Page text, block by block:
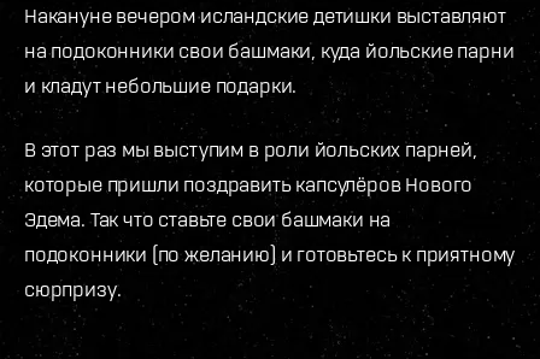
Накануне вечером исландские детишки выставляют
на подоконники свои башмаки, куда йольские парни
и кладут небольшие подарки.
В этот раз мы выступим в роли йольских парней,
которые пришли поздравить капсулёров Нового
Эдема. Так что ставьте свои башмаки на
подоконники (по желанию) и готовьтесь к приятному
сюрпризу.